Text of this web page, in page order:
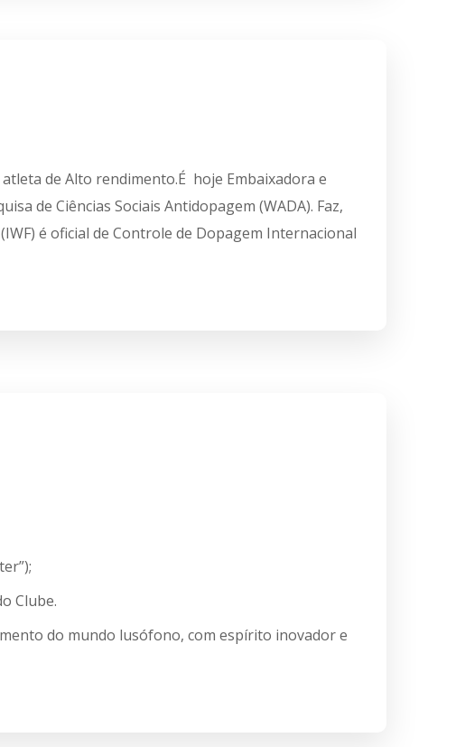
de Alto rendimento.É hoje Embaixadora e
de Ciências Sociais Antidopagem (WADA). Faz,
é oficial de Controle de Dopagem Internacional
Clube.
do mundo lusófono, com espírito inovador e